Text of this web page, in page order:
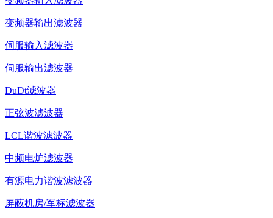
变频器输出滤波器
伺服输入滤波器
伺服输出滤波器
DuDt滤波器
正弦波滤波器
LCL谐波滤波器
中频电炉滤波器
有源电力谐波滤波器
屏蔽机房/军标滤波器